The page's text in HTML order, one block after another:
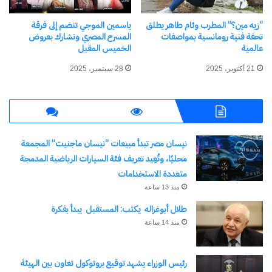
رانيا عبد العاطي مؤلفة الكتاب.
ومن المنتظر أن تشهد الفعالية حضورًا واسعًا من
قيادات القطاع السياحي ورجال الأعمال والخبراء
أمسية خاصة تمثل احتفاءً مستحقًا بمسيرة أحد أبرز
رواد السياحة المصرية، وعرفانًا بما قدمه من إسهامات
كبيرة في خدمة هذه الصناعة الوطنية المهمة.
إهداء نسخة من الكتاب إلى مكتبة نقابة الصحفيين
وفي لفتة تعكس تقديره الكبير للدور الثقافي والتنويري
الذي تضطلع به نقابة الصحفيين، أهدى الأستاذ إلهامي
الزيات نسخة من كتابه «إلهامي الزيات.. خمسون عامًا
في دنيا السياحة» إلى مكتبة النقابة، موجّهًا خطاب
“زيه مين؟” المطرب وئام طاهر يطلق
تحفة فنية رومانسية بمواصفات
عالمية
21 أكتوبر، 2025
ياسمين الموجي تنضم إلى فرقة
المسرح المصري وتشارك بعروض
الخميس المقبل
28 سبتمبر، 2025
نيسان مصر تبدأ مبيعات “نيسان ماجنيت” المجمعة
محليًا، وتُعِيد تعريف فئة السيارات الرياضية المدمجة
متعددة الاستخدامات
منذ 13 ساعة
طلال أبوغزاله يكتب: المستقبل يبدأ بفكرة
منذ 14 ساعة
رئيس الوزراء يشهد توقيع بروتوكول تعاون بين الهيئة